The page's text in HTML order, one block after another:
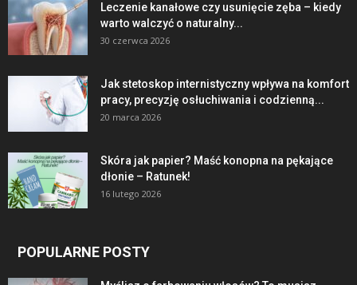
Leczenie kanałowe czy usunięcie zęba – kiedy
warto walczyć o naturalny...
30 czerwca 2026
Jak stetoskop internistyczny wpływa na komfort
pracy, precyzję osłuchiwania i codzienną...
20 marca 2026
Skóra jak papier? Maść konopna na pękające
dłonie – Ratunek!
16 lutego 2026
POPULARNE POSTY